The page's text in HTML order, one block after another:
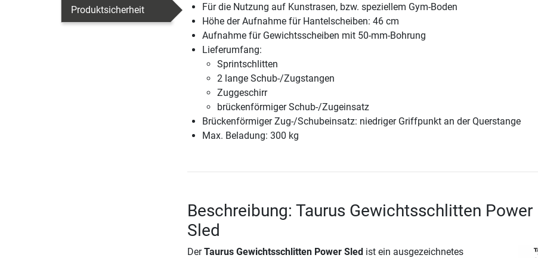
Produktsicherheit
Für die Nutzung auf Kunstrasen, bzw. speziellem Gym-Boden
Höhe der Aufnahme für Hantelscheiben: 46 cm
Aufnahme für Gewichtsscheiben mit 50-mm-Bohrung
Lieferumfang:
Sprintschlitten
2 lange Schub-/Zugstangen
Zuggeschirr
brückenförmiger Schub-/Zugeinsatz
Brückenförmiger Zug-/Schubeinsatz: niedriger Griffpunkt an der Querstange
Max. Beladung: 300 kg
Beschreibung: Taurus Gewichtsschlitten Power
Sled
DerTaurus Gewichtsschlitten Power Sledist ein ausgezeichnetes